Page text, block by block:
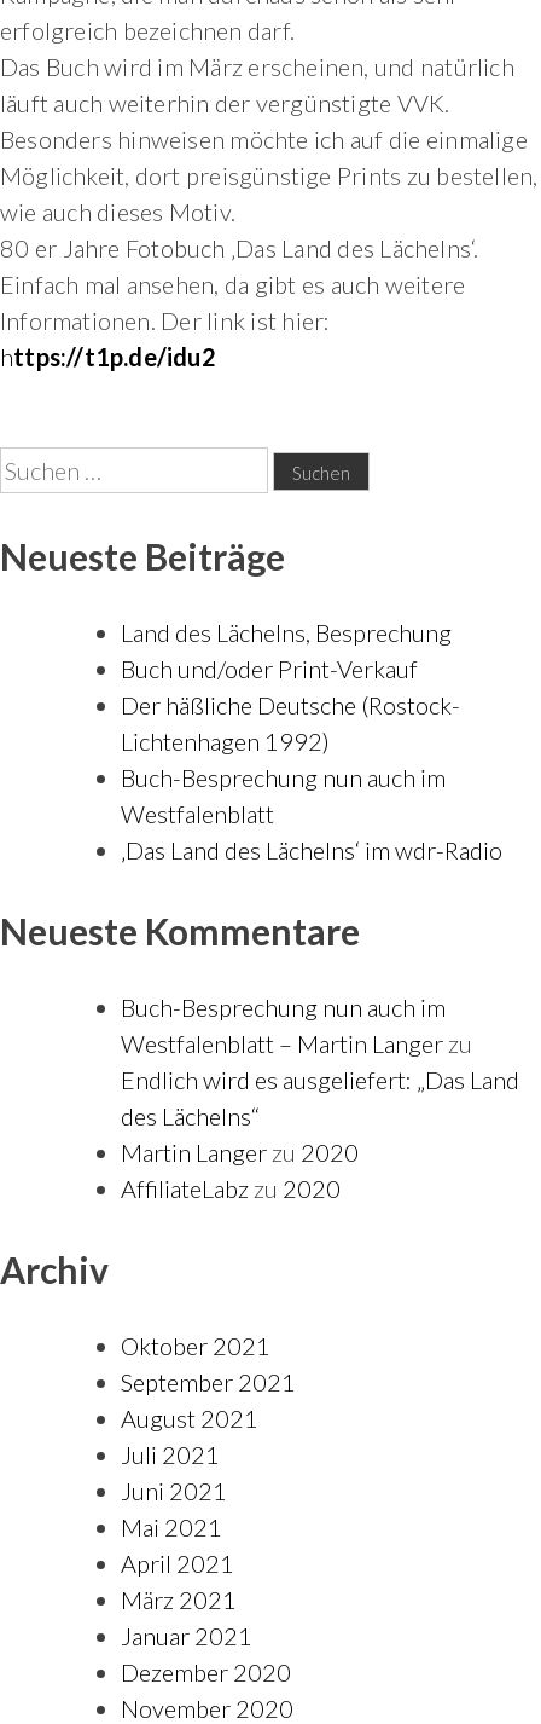
erfolgreich bezeichnen darf.
Das Buch wird im März erscheinen, und natürlich
läuft auch weiterhin der vergünstigte VVK.
Besonders hinweisen möchte ich auf die einmalige
Möglichkeit, dort preisgünstige Prints zu bestellen,
wie auch dieses Motiv.
80 er Jahre Fotobuch ‚Das Land des Lächelns‘.
Einfach mal ansehen, da gibt es auch weitere
Informationen. Der link ist hier:
https://t1p.de/idu2
Suchen
nach:
Neueste Beiträge
Land des Lächelns, Besprechung
Buch und/oder Print-Verkauf
Der häßliche Deutsche (Rostock-
Lichtenhagen 1992)
Buch-Besprechung nun auch im
Westfalenblatt
‚Das Land des Lächelns‘ im wdr-Radio
Neueste Kommentare
Buch-Besprechung nun auch im
Westfalenblatt – Martin Langer zu
Endlich wird es ausgeliefert: „Das Land
des Lächelns“
Martin Langer zu 2020
AffiliateLabz zu 2020
Archiv
Oktober 2021
September 2021
August 2021
Juli 2021
Juni 2021
Mai 2021
April 2021
März 2021
Januar 2021
Dezember 2020
November 2020